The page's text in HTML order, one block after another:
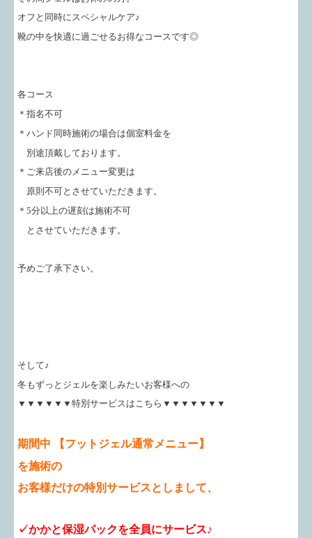
オフと同時にスペシャルケア♪
靴の中を快適に過ごせるお得なコースです◎
各コース
＊指名不可
＊ハンド同時施術の場合は個室料金を
別途頂戴しております。
＊ご来店後のメニュー変更は
原則不可とさせていただきます。
＊5分以上の遅刻は施術不可
とさせていただきます。
予めご了承下さい。
そして♪
冬もずっとジェルを楽しみたいお客様への
▼▼▼▼▼▼特別サービスはこちら▼▼▼▼▼▼▼
期間中 【フットジェル通常メニュー】
を施術の
お客様だけの特別サービスとしまして、
✓かかと保湿パックを全員にサービス♪